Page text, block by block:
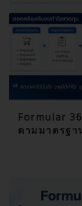
Formular
ตามมาตรฐ